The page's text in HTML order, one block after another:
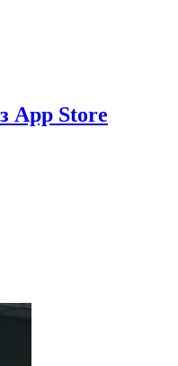
App Store